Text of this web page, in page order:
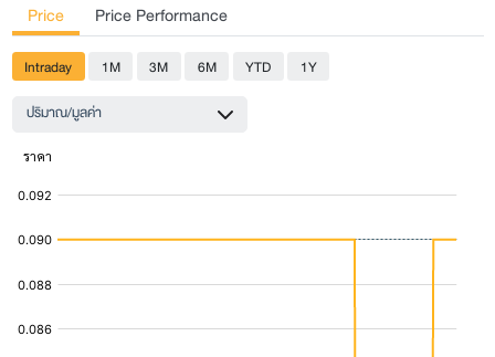
Price Price Performance
Intraday 1M 3M 6M YTD
1Y
ปริมาณ/มูลค่า